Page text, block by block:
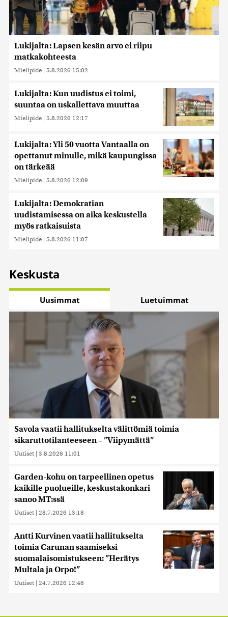
Lukijalta: Lapsen kesän arvo ei riipu
matkakohteesta
Mielipide | 5.8.2026 15:02
Lukijalta: Kun uudistus ei toimi,
suuntaa on uskallettava muuttaa
Mielipide | 5.8.2026 12:17
Lukijalta: Yli 50 vuotta Vantaalla on
opettanut minulle, mikä kaupungissa
on tärkeää
Mielipide | 5.8.2026 12:09
Lukijalta: Demokratian
uudistamisessa on aika keskustella
myös ratkaisuista
Mielipide | 5.8.2026 11:07
Keskusta
Uusimmat Luetuimmat
Savola vaatii hallitukselta välittömiä toimia
sikaruttotilanteeseen – ”Viipymättä”
Uutiset | 3.8.2026 11:01
Garden-kohu on tarpeellinen opetus
kaikille puolueille, keskustakonkari
sanoo MT:ssä
Uutiset | 28.7.2026 13:18
Antti Kurvinen vaatii hallitukselta
toimia Carunan saamiseksi
suomalaisomistukseen: ”Herätys
Multala ja Orpo!”
Uutiset | 24.7.2026 12:48